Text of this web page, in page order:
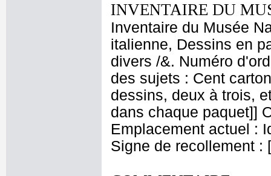
INVENTAIRE DU
Inventaire du Musée
italienne, Dessins en
divers /&. Numéro
des sujets : Cent
dessins, deux à trois,
dans chaque paquet]]
Emplacement actuel :
Signe de recollement :